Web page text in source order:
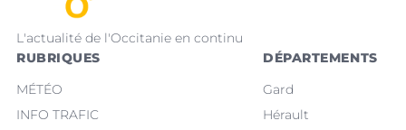
L'actualité de l'Occitanie en continu
RUBRIQUES
MÉTÉO
INFO TRAFIC
DÉPARTEMENTS
Gard
Hérault